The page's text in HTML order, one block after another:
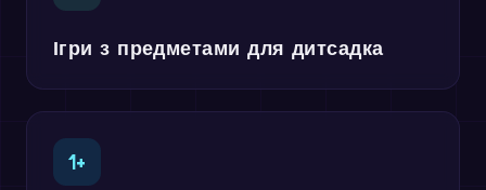
Ігри з предметами для дитсадка
1+